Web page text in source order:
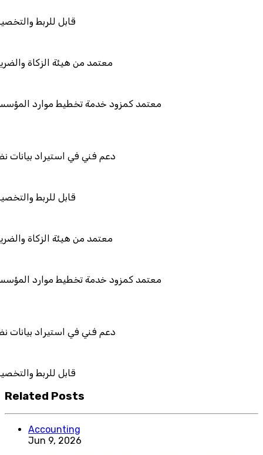
معتمد من
معتمد كمزود خدمة
دعم فني في
معتمد من
معتمد كمزود خدمة
دعم فني في
Related Posts
Accounting
Jun 9, 2026